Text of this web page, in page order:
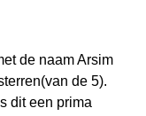
de naam Arsim
de 5).
dit een prima